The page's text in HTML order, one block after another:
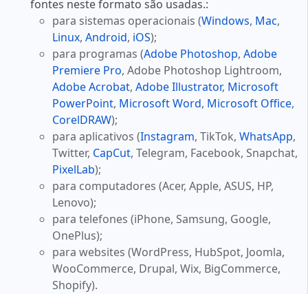
fontes neste formato são usadas.:
para sistemas operacionais (Windows, Mac,
Linux, Android, iOS);
para programas (Adobe Photoshop, Adobe
Premiere Pro, Adobe Photoshop Lightroom,
Adobe Acrobat, Adobe Illustrator, Microsoft
PowerPoint, Microsoft Word, Microsoft Office,
CorelDRAW);
para aplicativos (Instagram, TikTok, WhatsApp,
Twitter, CapCut, Telegram, Facebook, Snapchat,
PixelLab);
para computadores (Acer, Apple, ASUS, HP,
Lenovo);
para telefones (iPhone, Samsung, Google,
OnePlus);
para websites (WordPress, HubSpot, Joomla,
WooCommerce, Drupal, Wix, BigCommerce,
Shopify).